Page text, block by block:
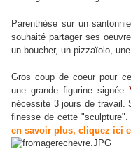
Parenthèse sur un
souhaité partager ses
un boucher, un pizzaïolo,
Gros coup de coeur pour
une grande figurine signée
nécessité 3 jours de travail.
finesse de cette
en savoir plus, cliquez ici